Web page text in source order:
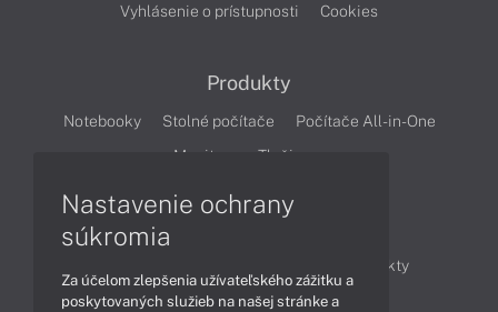
Vyhlásenie o prístupnosti
Cookies
Produkty
Notebooky Stolné počítače
Počítače All-in-One
Monitory
Tlačiarne
Produkty
Technológie
Videá
Nastavenie ochrany
súkromia
Za účelom zlepšenia užívateľského zážitku a
poskytovaných služieb na našej stránke a